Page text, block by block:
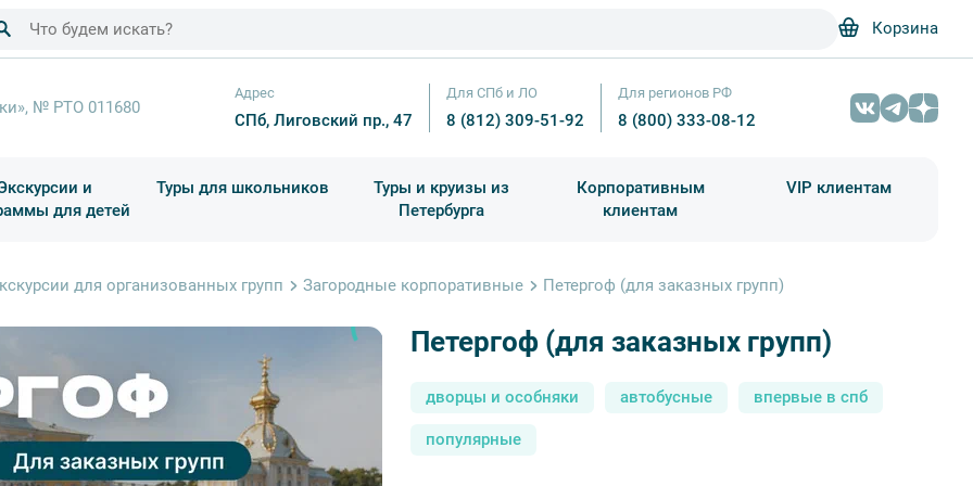
Корзина
№ РТО 011680
Адрес
СПб, Лиговский пр., 47
Для СПб и ЛО
8 (812) 309-51-92
Для регионов РФ
8 (800) 333-08-12
и
для детей
Туры для школьников
Туры и круизы из
Петербурга
Корпоративным
клиентам
VIP клиентам
для организованных групп Загородные корпоративные Петергоф (для заказных групп)
Петергоф (для заказных групп)
дворцы и особняки автобусные впервые в спб
популярные